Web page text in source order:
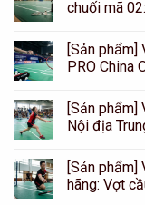
chuối mã
[Sản phẩm]
PRO China
[Sản
Nội địa
[Sản phẩm]
hãng: Vợt